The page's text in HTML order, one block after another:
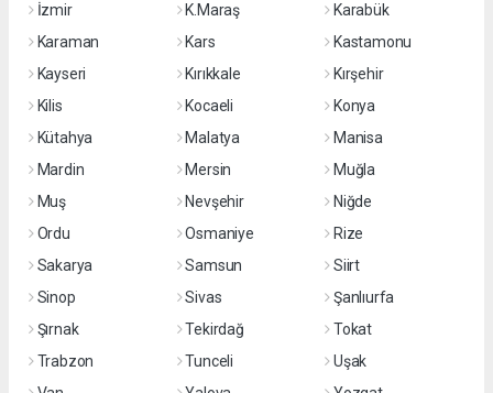
İzmir
K.Maraş
Karabük
Karaman
Kars
Kastamonu
Kayseri
Kırıkkale
Kırşehir
Kilis
Kocaeli
Konya
Kütahya
Malatya
Manisa
Mardin
Mersin
Muğla
Muş
Nevşehir
Niğde
Ordu
Osmaniye
Rize
Sakarya
Samsun
Siirt
Sinop
Sivas
Şanlıurfa
Şırnak
Tekirdağ
Tokat
Trabzon
Tunceli
Uşak